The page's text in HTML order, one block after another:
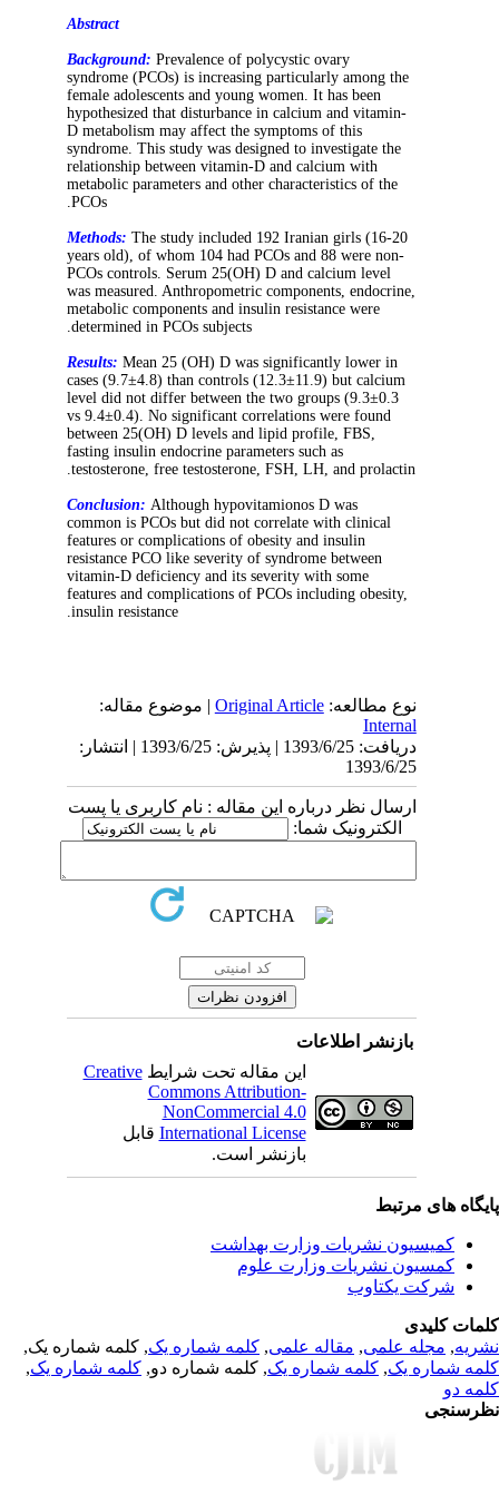
Abstract
Background:Prevalence of polycystic ovary
syndrome (PCOs) is increasing particularly among the
female adolescents and young women. It has been
hypothesized that disturbance in calcium and vitamin-
D metabolism may affect the symptoms of this
syndrome. This study was designed to investigate the
relationship between vitamin-D and calcium with
metabolic parameters and other characteristics of the
PCOs.
Methods:The study included 192 Iranian girls (16-20
years old), of whom 104 had PCOs and 88 were non-
PCOs controls. Serum 25(OH) D and calcium level
was measured. Anthropometric components, endocrine,
metabolic components and insulin resistance were
determined in PCOs subjects.
Results:Mean 25 (OH) D was significantly lower in
cases (9.7±4.8) than controls (12.3±11.9) but calcium
level did not differ between the two groups (9.3±0.3
vs 9.4±0.4). No significant correlations were found
between 25(OH) D levels and lipid profile, FBS,
fasting insulin endocrine parameters such as
testosterone, free testosterone, FSH, LH, and prolactin.
Conclusion:Although hypovitamionos D was
common is PCOs but did not correlate with clinical
features or complications of obesity and insulin
resistance PCO like severity of syndrome between
vitamin-D deficiency and its severity with some
features and complications of PCOs including obesity,
insulin resistance.
نوع مطالعه:Original Article| موضوع مقاله:
Internal
دریافت: 1393/6/25 | پذیرش: 1393/6/25 | انتشار:
1393/6/25
ارسال نظر درباره این مقاله : نام کاربری یا پست
الکترونیک شما:
بازنشر اطلاعات
این مقاله تحت شرایطCreative
Commons Attribution-
NonCommercial 4.0
International Licenseقابل
بازنشر است.
های مرتبط
کمیسیون نشریات وزارت بهداشت
کمسیون نشریات وزارت علوم
شرکت یکتاوب
کلیدی
,مجله علمی, مقاله علمی, کلمه شماره یک, کلمه شماره یک,
شماره یک,کلمه شماره یک, کلمه شماره دو,کلمه شماره یک,
دو